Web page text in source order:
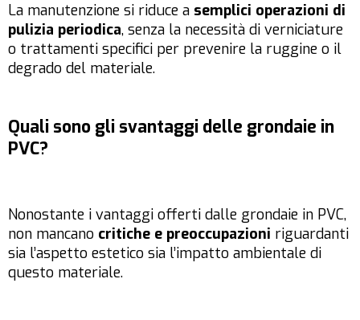
La manutenzione si riduce a semplici operazioni di
pulizia periodica, senza la necessità di verniciature
o trattamenti specifici per prevenire la ruggine o il
degrado del materiale.
Quali sono gli svantaggi delle grondaie in
PVC?
Nonostante i vantaggi offerti dalle grondaie in PVC,
non mancano critiche e preoccupazioni riguardanti
sia l’aspetto estetico sia l’impatto ambientale di
questo materiale.